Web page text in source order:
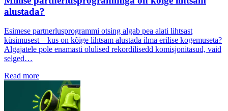
alustada?
Esimese partnerlusprogrammi otsing algab pea alati lihtsast
küsimusest – kus on kõige lihtsam alustada ilma erilise kogemuseta?
Algajatele pole enamasti olulised rekordilisedd komisjonitasud, vaid
selged…
Read more